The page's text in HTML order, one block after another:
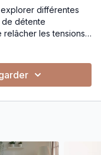
différentes
détente
relâcher les tensions
nerveux et